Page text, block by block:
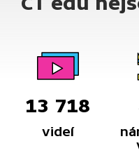
13 718
videí